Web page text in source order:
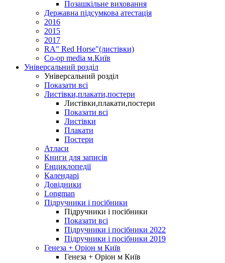
Позашкільне виховання
Державна підсумкова атестація
2016
2015
2017
RA" Red Horse"(листівки)
Co-op media м.Київ
Універсальний розділ
Універсальний розділ
Показати всі
Листівки,плакати,постери
Листівки,плакати,постери
Показати всі
Листівки
Плакати
Постери
Атласи
Книги для записів
Енциклопедії
Календарі
Довідники
Longman
Підручники і посібники
Підручники і посібники
Показати всі
Підручники і посібники 2022
Підручники і посібники 2019
Генеза + Оріон м Київ
Генеза + Оріон м Київ